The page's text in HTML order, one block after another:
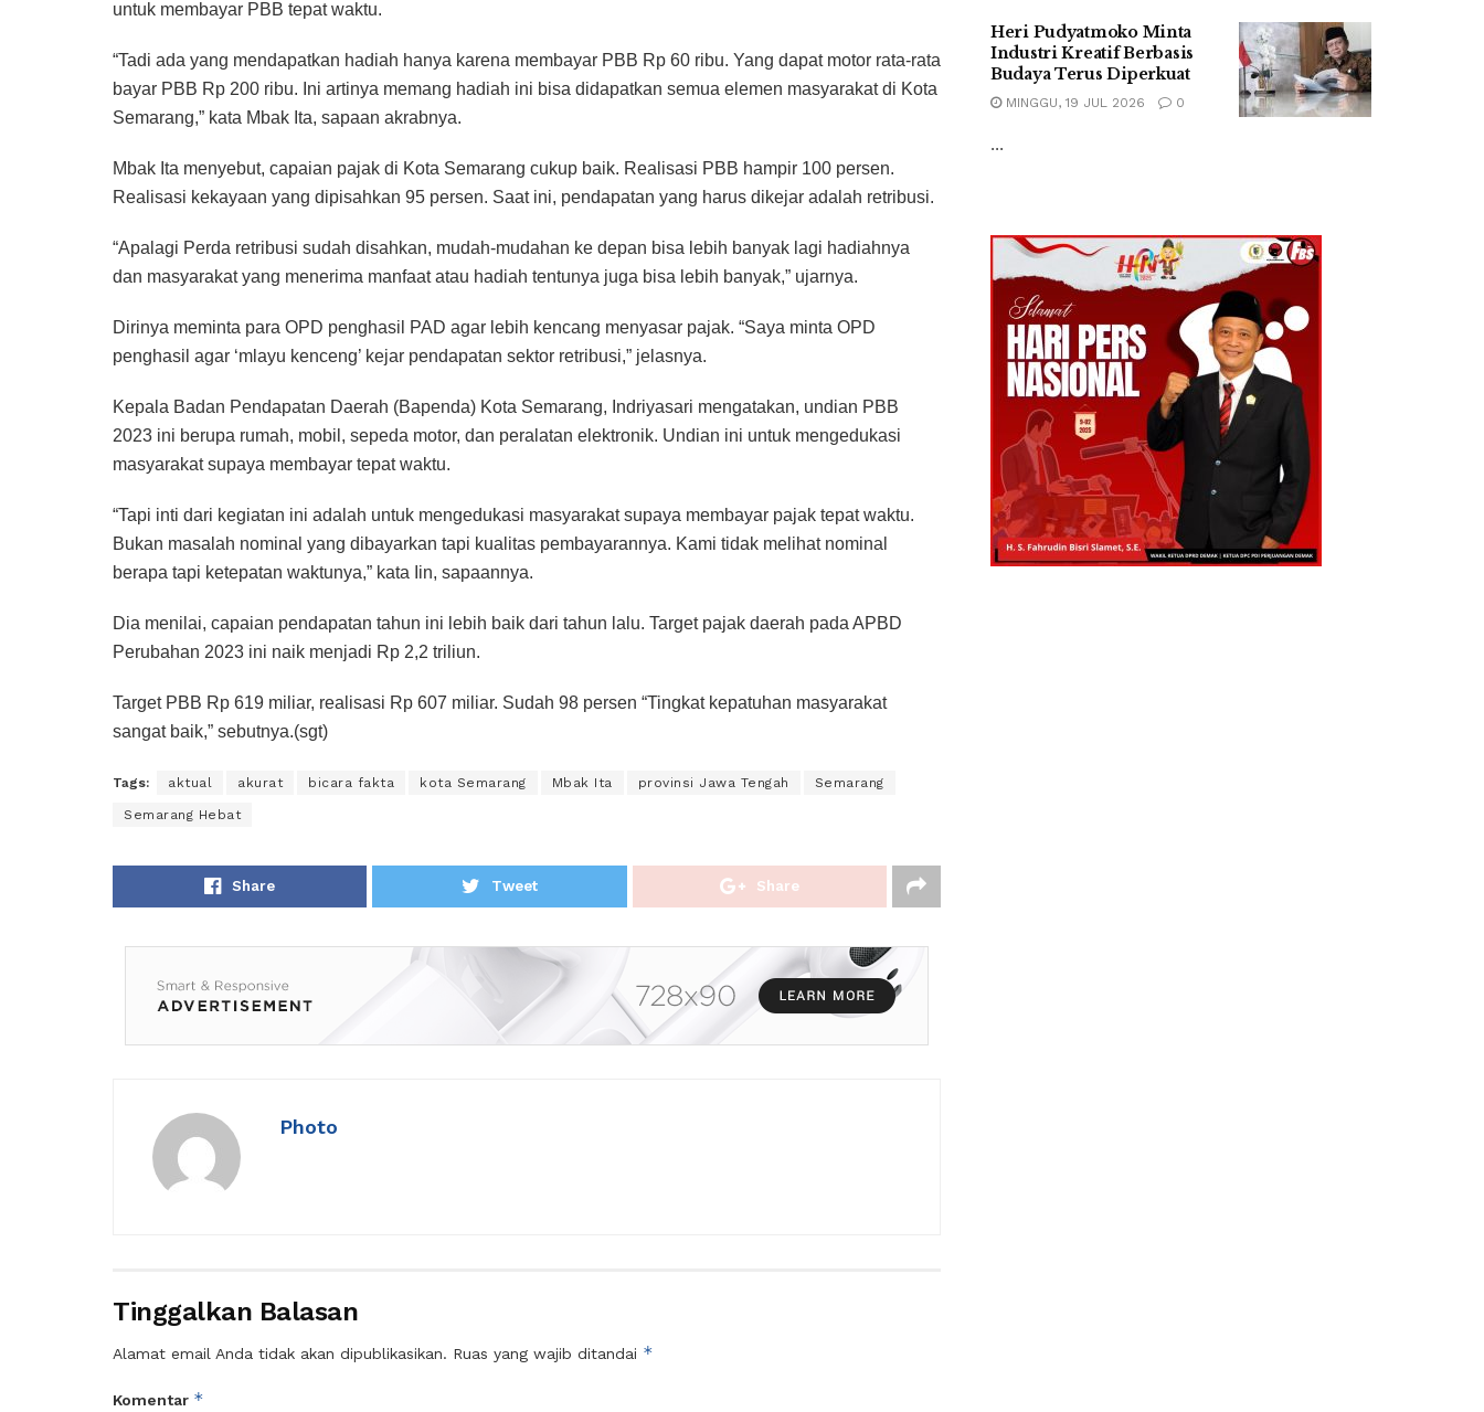
untuk membayar PBB tepat waktu.
“Tadi ada yang mendapatkan hadiah hanya karena membayar PBB Rp 60 ribu. Yang dapat motor rata-rata
bayar PBB Rp 200 ribu. Ini artinya memang hadiah ini bisa didapatkan semua elemen masyarakat di Kota
Semarang,” kata Mbak Ita, sapaan akrabnya.
Mbak Ita menyebut, capaian pajak di Kota Semarang cukup baik. Realisasi PBB hampir 100 persen.
Realisasi kekayaan yang dipisahkan 95 persen. Saat ini, pendapatan yang harus dikejar adalah retribusi.
“Apalagi Perda retribusi sudah disahkan, mudah-mudahan ke depan bisa lebih banyak lagi hadiahnya
dan masyarakat yang menerima manfaat atau hadiah tentunya juga bisa lebih banyak,” ujarnya.
Dirinya meminta para OPD penghasil PAD agar lebih kencang menyasar pajak. “Saya minta OPD
penghasil agar ‘mlayu kenceng’ kejar pendapatan sektor retribusi,” jelasnya.
Kepala Badan Pendapatan Daerah (Bapenda) Kota Semarang, Indriyasari mengatakan, undian PBB
2023 ini berupa rumah, mobil, sepeda motor, dan peralatan elektronik. Undian ini untuk mengedukasi
masyarakat supaya membayar tepat waktu.
“Tapi inti dari kegiatan ini adalah untuk mengedukasi masyarakat supaya membayar pajak tepat waktu.
Bukan masalah nominal yang dibayarkan tapi kualitas pembayarannya. Kami tidak melihat nominal
berapa tapi ketepatan waktunya,” kata Iin, sapaannya.
Dia menilai, capaian pendapatan tahun ini lebih baik dari tahun lalu. Target pajak daerah pada APBD
Perubahan 2023 ini naik menjadi Rp 2,2 triliun.
Target PBB Rp 619 miliar, realisasi Rp 607 miliar. Sudah 98 persen “Tingkat kepatuhan masyarakat
sangat baik,” sebutnya.(sgt)
Tags: aktual akurat bicara fakta kota Semarang Mbak Ita provinsi Jawa Tengah Semarang
Semarang Hebat
Share Tweet Share
Photo
Tinggalkan Balasan
Alamat email Anda tidak akan dipublikasikan. Ruas yang wajib ditandai *
Komentar *
Heri Pudyatmoko Minta
Industri Kreatif Berbasis
Budaya Terus Diperkuat
MINGGU, 19 JUL 2026 0
...